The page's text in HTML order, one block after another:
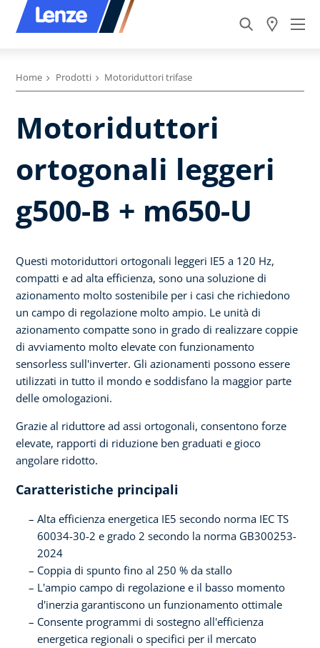
Home Prodotti Motoriduttori trifase
Motoriduttori
ortogonali leggeri
g500-B + m650-U
Questi motoriduttori ortogonali leggeri IE5 a 120 Hz,
compatti e ad alta efficienza, sono una soluzione di
azionamento molto sostenibile per i casi che richiedono
un campo di regolazione molto ampio. Le unità di
azionamento compatte sono in grado di realizzare coppie
di avviamento molto elevate con funzionamento
sensorless sull'inverter. Gli azionamenti possono essere
utilizzati in tutto il mondo e soddisfano la maggior parte
delle omologazioni.
Grazie al riduttore ad assi ortogonali, consentono forze
elevate, rapporti di riduzione ben graduati e gioco
angolare ridotto.
Caratteristiche principali
Alta efficienza energetica IE5 secondo norma IEC TS
60034-30-2 e grado 2 secondo la norma GB300253-
2024
Coppia di spunto fino al 250 % da stallo
L'ampio campo di regolazione e il basso momento
d'inerzia garantiscono un funzionamento ottimale
Consente programmi di sostegno all'efficienza
energetica regionali o specifici per il mercato